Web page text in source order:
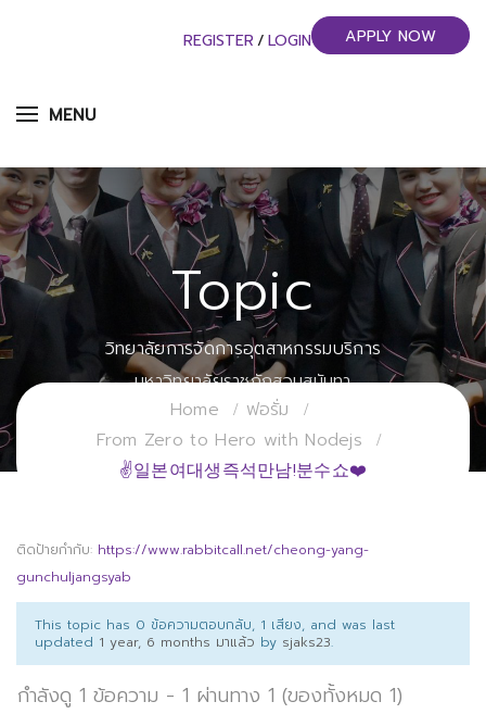
MENU
REGISTER / LOGIN APPLY NOW
Topic
วิทยาลัยการจัดการอุตสาหกรรมบริการ
มหาวิทยาลัยราชภัฏสวนสุนันทา
Home
ฟอรั่ม
From Zero to Hero with Nodejs
✌일본여대생즉석만남!분수쇼❤️
ติดป้ายกำกับ: https://www.rabbitcall.net/cheong-yang-
gunchuljangsyab
This topic has 0 ข้อความตอบกลับ, 1 เสียง, and was last
updated 1 year, 6 months มาแล้ว by sjaks23.
กำลังดู 1 ข้อความ - 1 ผ่านทาง 1 (ของทั้งหมด 1)